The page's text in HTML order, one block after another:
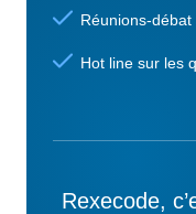
Réunions-
Hot line sur les
Rexecode,